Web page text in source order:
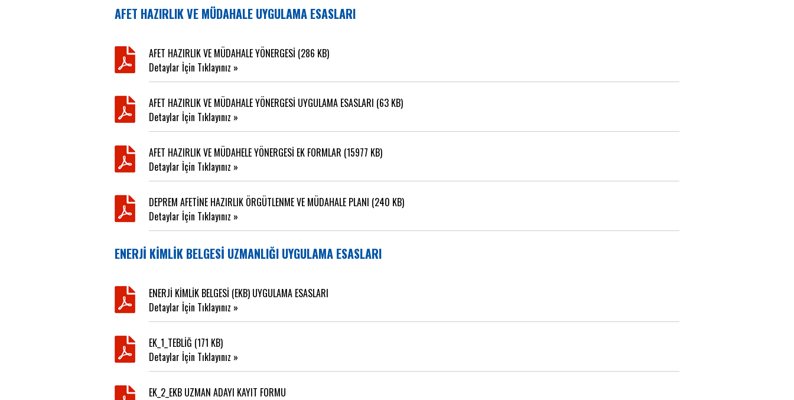
AFET HAZIRLIK VE MÜDAHALE UYGULAMA ESASLARI
AFET HAZIRLIK VE MÜDAHALE YÖNERGESİ (286 KB)
Detaylar İçin Tıklayınız »
AFET HAZIRLIK VE MÜDAHALE YÖNERGESİ UYGULAMA ESASLARI (63 KB)
Detaylar İçin Tıklayınız »
AFET HAZIRLIK VE MÜDAHELE YÖNERGESİ EK FORMLAR (15977 KB)
Detaylar İçin Tıklayınız »
DEPREM AFETİNE HAZIRLIK ÖRGÜTLENME VE MÜDAHALE PLANI (240 KB)
Detaylar İçin Tıklayınız »
ENERJİ KİMLİK BELGESİ UZMANLIĞI UYGULAMA ESASLARI
ENERJİ KİMLİK BELGESİ (EKB) UYGULAMA ESASLARI
Detaylar İçin Tıklayınız »
EK_1_TEBLİĞ (171 KB)
Detaylar İçin Tıklayınız »
EK_2_EKB UZMAN ADAYI KAYIT FORMU